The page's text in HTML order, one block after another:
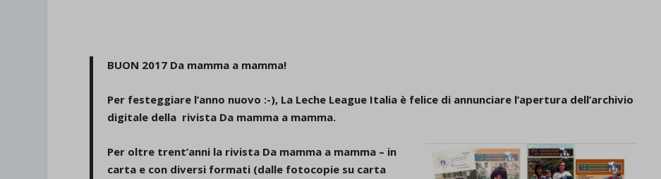
BUON 2017 Da mamma a mamma!
Per festeggiare l’anno nuovo :-), La Leche League Italia è felice di annunciare l’apertura dell’archivio
digitale della rivista Da mamma a mamma.
Per oltre trent’anni la rivista Da mamma a mamma – in
carta e con diversi formati (dalle fotocopie su carta